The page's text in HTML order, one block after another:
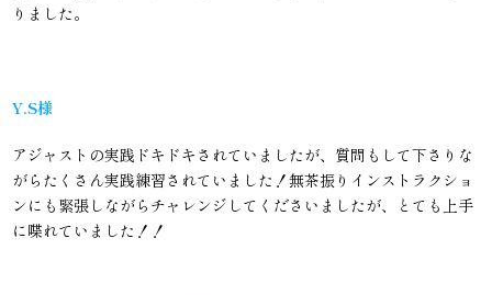
りました。
Y.S様
アジャストの実践ドキドキされていましたが、質問もして下さりな
がらたくさん実践練習されていました！無茶振りインストラクショ
ンにも緊張しながらチャレンジしてくださいましたが、とても上手
に喋れていました！！